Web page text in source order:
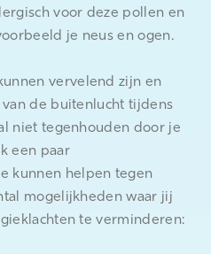
voor deze pollen en
je neus en ogen.
vervelend zijn en
de buitenlucht tijdens
niet tegenhouden door je
een paar
kunnen helpen tegen
mogelijkheden waar jij
te verminderen: